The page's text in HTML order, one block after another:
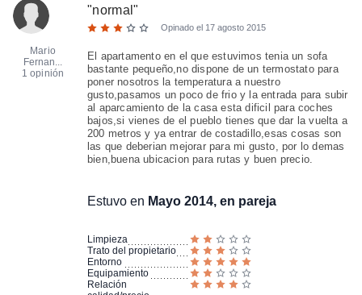
Mario
Fernan...
1 opinión
"normal"
Opinado el 17 agosto 2015
El apartamento en el que estuvimos tenia un sofa
bastante pequeño,no dispone de un termostato para
poner nosotros la temperatura a nuestro
gusto,pasamos un poco de frio y la entrada para subir
al aparcamiento de la casa esta dificil para coches
bajos,si vienes de el pueblo tienes que dar la vuelta a
200 metros y ya entrar de costadillo,esas cosas son
las que deberian mejorar para mi gusto, por lo demas
bien,buena ubicacion para rutas y buen precio.
Estuvo en Mayo 2014, en pareja
Limpieza
Trato del propietario
Entorno
Equipamiento
Relación